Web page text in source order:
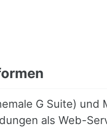
G Suite) und
als Web-